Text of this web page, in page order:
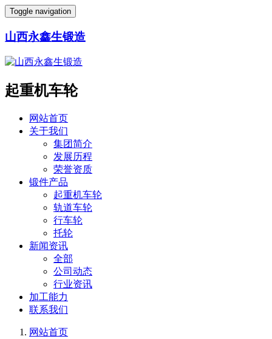
Toggle navigation
山西永鑫生锻造
起重机车轮
网站首页
关于我们
集团简介
发展历程
荣誉资质
锻件产品
起重机车轮
轨道车轮
行车轮
托轮
新闻资讯
全部
公司动态
行业资讯
加工能力
联系我们
网站首页